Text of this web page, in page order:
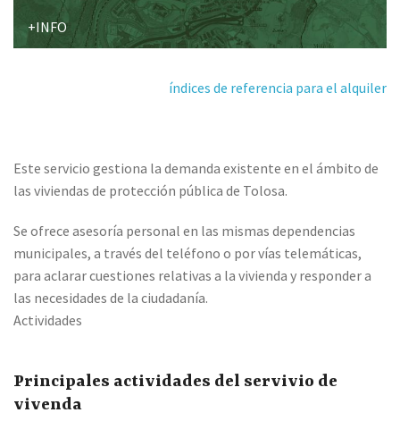
+INFO
índices de referencia para el alquiler
Este servicio gestiona la demanda existente en el ámbito de
las viviendas de protección pública de Tolosa.
Se ofrece asesoría personal en las mismas dependencias
municipales, a través del teléfono o por vías telemáticas,
para aclarar cuestiones relativas a la vivienda y responder a
las necesidades de la ciudadanía.
Actividades
Principales actividades del servivio de
vivenda